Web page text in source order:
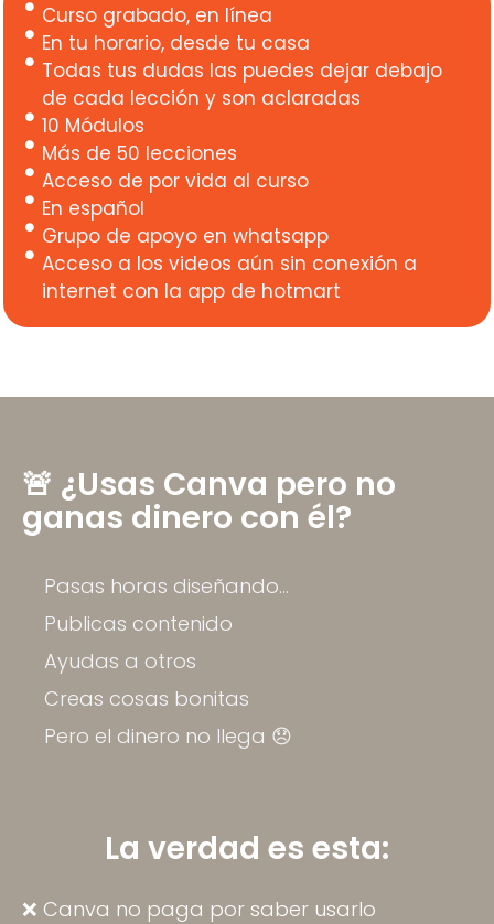
Curso grabado, en línea
En tu horario, desde tu casa
Todas tus dudas las puedes dejar debajo
de cada lección y son aclaradas
10 Módulos
Más de 50 lecciones
Acceso de por vida al curso
En español
Grupo de apoyo en whatsapp
Acceso a los videos aún sin conexión a
internet con la app de hotmart
🚨 ¿Usas Canva pero no
ganas dinero con él?
Pasas horas diseñando…
Publicas contenido
Ayudas a otros
Creas cosas bonitas
Pero el dinero no llega 😞
La verdad es esta:
❌ Canva no paga por saber usarlo